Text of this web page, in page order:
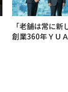
「老舗は常に新
創業360年ＹＵ